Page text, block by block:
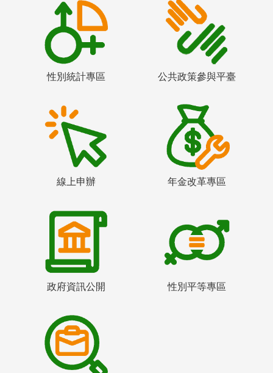
性別統計專區 公共政策參與平臺
線上申辦 年金改革專區
政府資訊公開 性別平等專區